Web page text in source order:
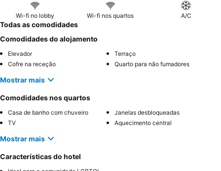
Wi-fi no lobby Wi-fi nos quartos A/C
Todas as comodidades
Comodidades do alojamento
Elevador
Terraço
Cofre na receção
Quarto para não fumadores
Mostrar mais
Comodidades nos quartos
Casa de banho com chuveiro
Janelas desbloqueadas
TV
Aquecimento central
Mostrar mais
Características do hotel